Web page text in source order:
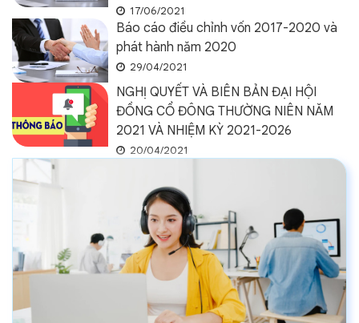
17/06/2021
Báo cáo điều chỉnh vốn 2017-2020 và
phát hành năm 2020
29/04/2021
NGHỊ QUYẾT VÀ BIÊN BẢN ĐẠI HỘI
ĐỒNG CỔ ĐÔNG THƯỜNG NIÊN NĂM
2021 VÀ NHIỆM KỲ 2021-2026
20/04/2021